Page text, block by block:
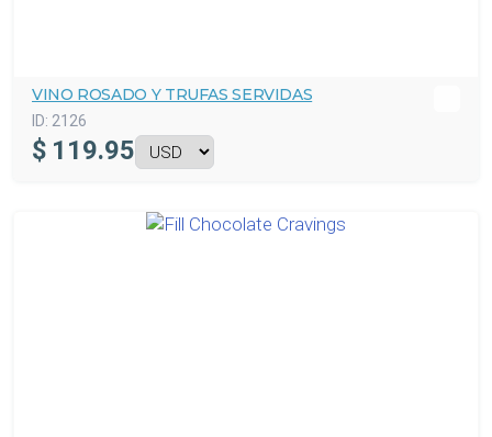
VINO ROSADO Y TRUFAS SERVIDAS
ID: 2126
$ 119.95